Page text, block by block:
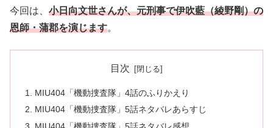
今回は、 小日向文世さんが、元刑事で伊吹藍（綾野剛）の
恩師・蒲郡を演じます。
目次
MIU404「機動捜査隊」4話のふりかえり
MIU404「機動捜査隊」5話ネタバレあらすじ